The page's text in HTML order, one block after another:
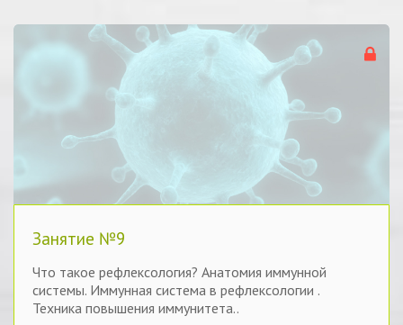
Занятие №9
Что такое рефлексология? Анатомия иммунной
системы. Иммунная система в рефлексологии .
Техника повышения иммунитета..